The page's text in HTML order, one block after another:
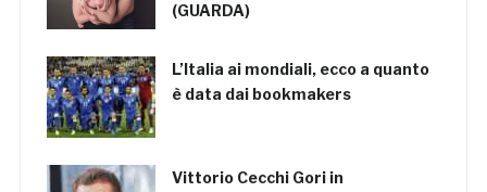
(GUARDA)
L’Italia ai mondiali, ecco a quanto
è data dai bookmakers
Vittorio Cecchi Gori in